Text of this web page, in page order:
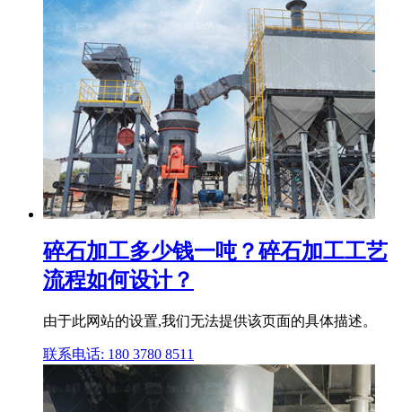
碎石加工多少钱一吨？碎石加工工艺
流程如何设计？
由于此网站的设置,我们无法提供该页面的具体描述。
联系电话: 180 3780 8511